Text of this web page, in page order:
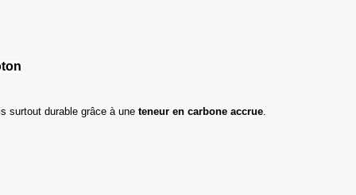
surtout durable grâce à une teneur en carbone accrue.